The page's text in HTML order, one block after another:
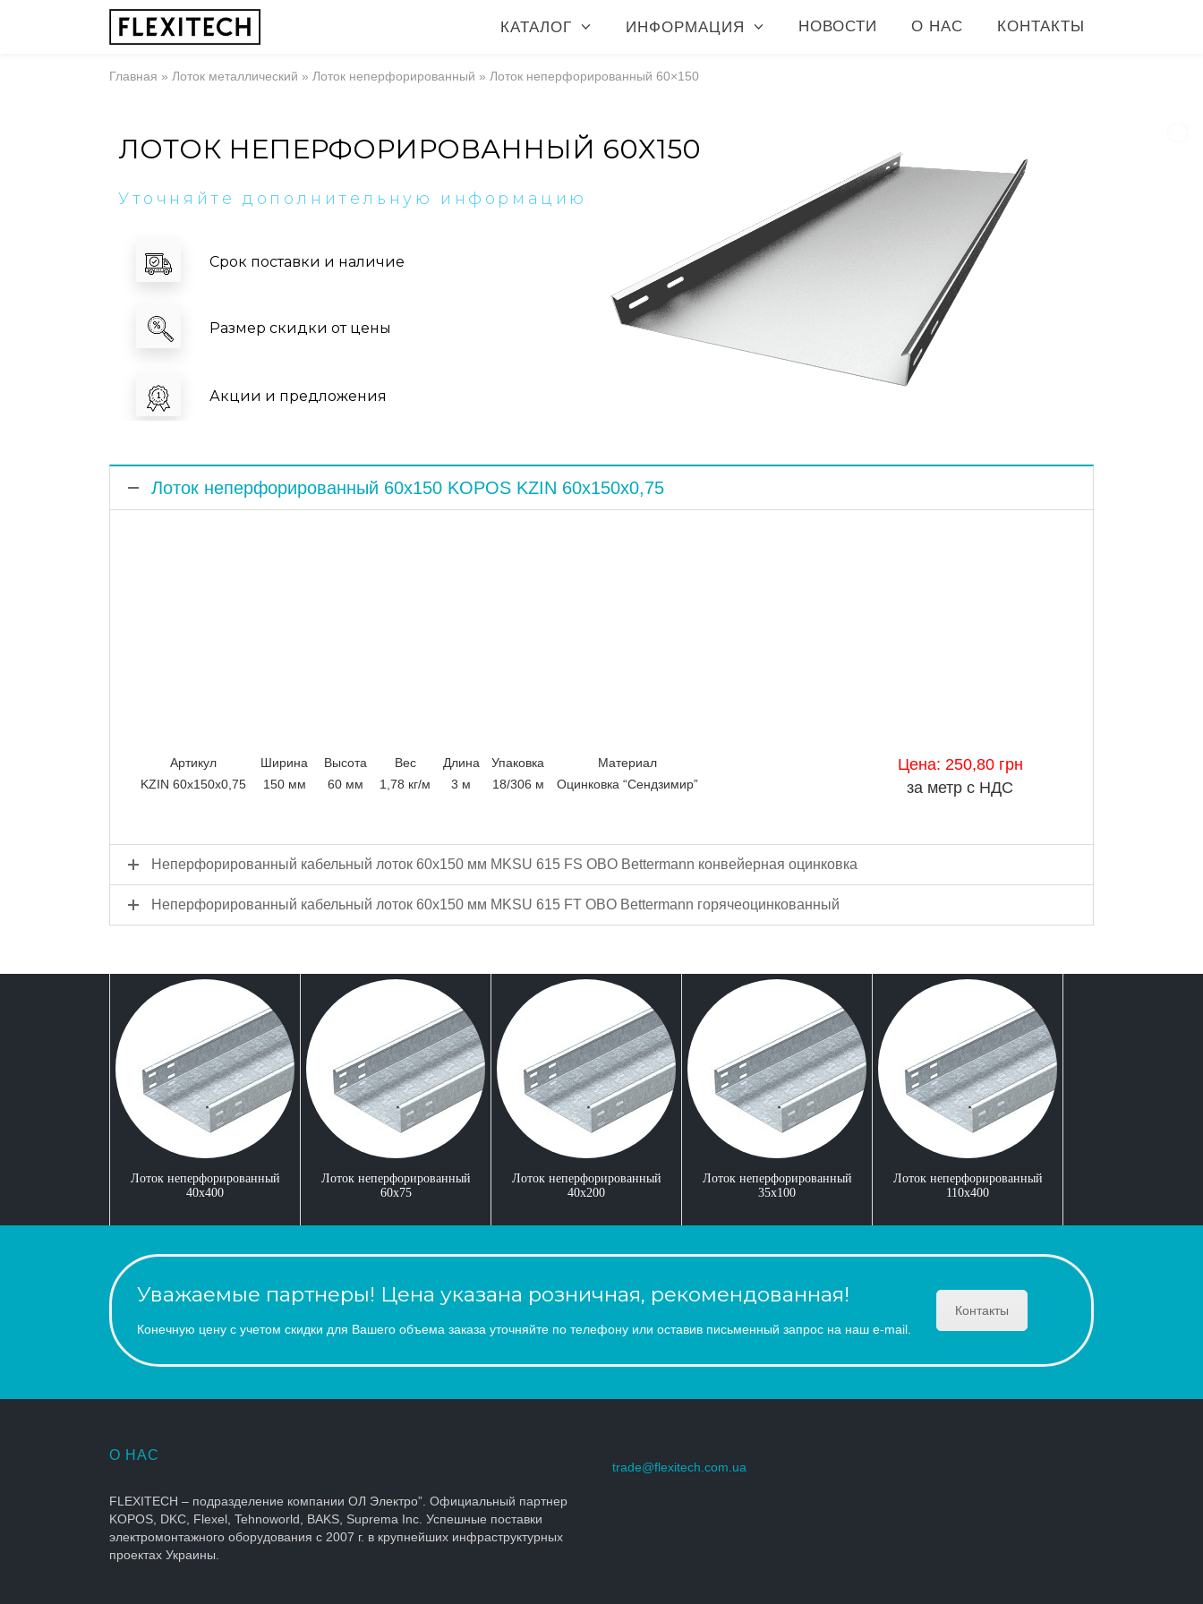
КАТАЛОГ ИНФОРМАЦИЯ НОВОСТИ О НАС КОНТАКТЫ
Главная » Лоток металлический » Лоток неперфорированный » Лоток неперфорированный 60×150
ЛОТОК НЕПЕРФОРИРОВАННЫЙ 60X150
Уточняйте дополнительную информацию
Срок поставки и наличие
Размер скидки от цены
Акции и предложения
Лоток неперфорированный 60x150 KOPOS KZIN 60x150x0,75
Артикул Ширина Высота Вес Длина Упаковка
Материал
KZIN 60x150x0,75
150 мм 60 мм 1,78 кг/м 3 м 18/306 м Оцинковка “Сендзимир”
Цена: 250,80 грн
за метр с НДС
Неперфорированный кабельный лоток 60x150 мм MKSU 615 FS OBO Bettermann конвейерная оцинковка
Неперфорированный кабельный лоток 60x150 мм MKSU 615 FT OBO Bettermann горячеоцинкованный
Лоток неперфорированный
40x400
Лоток неперфорированный
60x75
Лоток неперфорированный
40x200
Лоток неперфорированный
35x100
Лоток неперфорированный
110x400
Уважаемые партнеры! Цена указана розничная, рекомендованная!
Конечную цену с учетом скидки для Вашего объема заказа уточняйте по телефону или оставив письменный запрос на наш e-mail.
Контакты
О НАС
FLEXITECH – подразделение компании ОЛ Электро”. Официальный партнер
KOPOS, DKC, Flexel, Tehnoworld, BAKS, Suprema Inc. Успешные поставки
электромонтажного оборудования с 2007 г. в крупнейших инфраструктурных
проектах Украины.
trade@flexitech.com.ua